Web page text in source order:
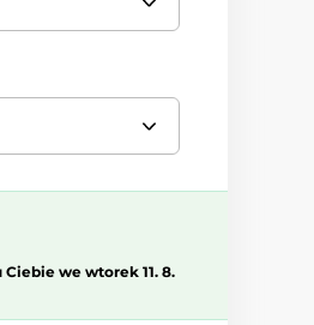
Ciebie we wtorek 11. 8.